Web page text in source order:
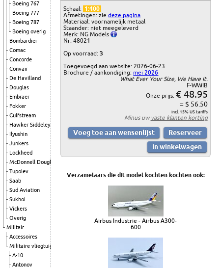
Boeing 767
Boeing 777
Boeing 787
Boeing overig
Bombardier
Comac
Concorde
Convair
De Havilland
Douglas
Embraer
Fokker
Gulfstream
Hawker Siddeley
Ilyushin
Junkers
Lockheed
McDonnell Douglas
Tupolev
Saab
Sud Aviation
Sukhoi
Vickers
Overig
Militair
Accessoires
Militaire vliegtuigen
A-10
Antonov
Schaal: 1:400
Afmetingen: ziedeze pagina
Materiaal: voornamelijk metaal
Staander: niet meegeleverd
Merk: NG Models
Nr: 48021
Op voorraad:3
Toegevoegd aan website: 2026-06-23
Brochure / aankondiging: mei 2026
What Ever Your Size, We Have It.
F-WWIB
Onze prijs: € 48.95
= $ 56.50
incl. 15% US tariffs
Minus uwvaste klanten korting
Verzamelaars die dit model kochten kochten ook:
Airbus Industrie - Airbus A300-
600